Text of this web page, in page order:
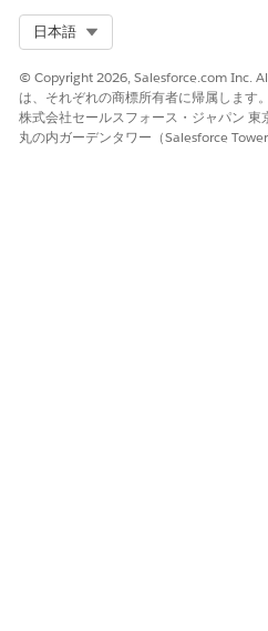
日本語
© Copyright 2026, Salesforce.com Inc.
は、それぞれの商標所有者に帰属します。
株式会社セールスフォース・ジャパン
丸の内ガーデンタワー（Salesforce Tower